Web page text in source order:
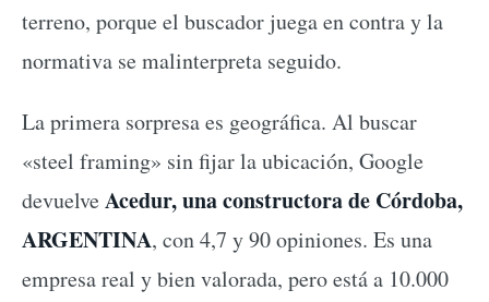
terreno, porque el buscador juega en contra y la
normativa se malinterpreta seguido.
La primera sorpresa es geográfica. Al buscar
«steel framing» sin fijar la ubicación, Google
devuelveAcedur, una constructora de Córdoba,
ARGENTINA, con 4,7 y 90 opiniones. Es una
empresa real y bien valorada, pero está a 10.000